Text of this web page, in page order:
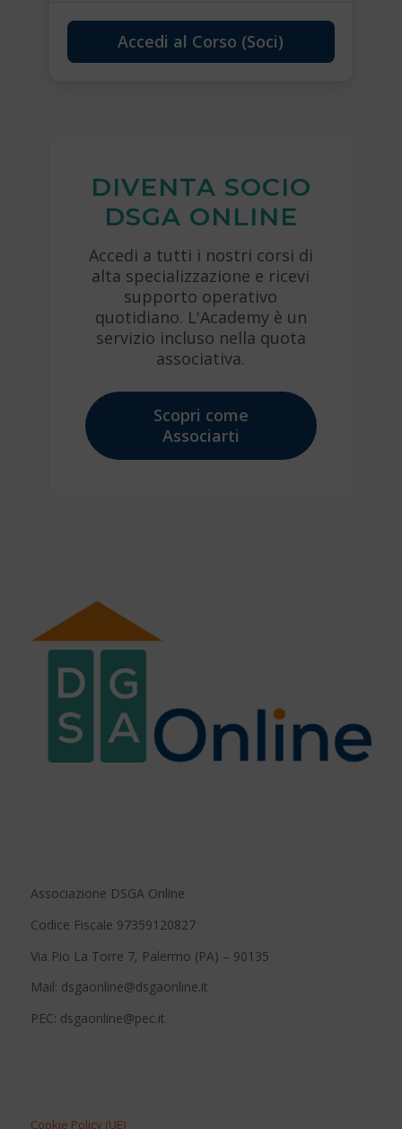
Accedi al Corso (Soci)
DIVENTA SOCIO
DSGA ONLINE
Accedi a tutti i nostri corsi di
alta specializzazione e ricevi
supporto operativo
quotidiano. L'Academy è un
servizio incluso nella quota
associativa.
Scopri come
Associarti
Associazione DSGA Online
Codice Fiscale 97359120827
Via Pio La Torre 7, Palermo (PA) – 90135
Mail: dsgaonline@dsgaonline.it
PEC: dsgaonline@pec.it
Cookie Policy (UE)